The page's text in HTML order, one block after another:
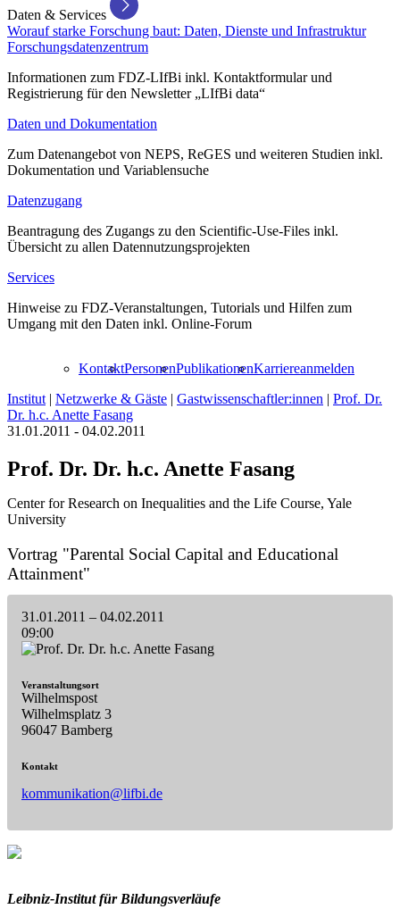
Daten & Services
Worauf starke Forschung baut: Daten, Dienste und Infrastruktur
Forschungsdatenzentrum
Informationen zum FDZ-LIfBi inkl. Kontaktformular und
Registrierung für den Newsletter „LIfBi data“
Daten und Dokumentation
Zum Datenangebot von NEPS, ReGES und weiteren Studien inkl.
Dokumentation und Variablensuche
Datenzugang
Beantragung des Zugangs zu den Scientific-Use-Files inkl.
Übersicht zu allen Datennutzungsprojekten
Services
Hinweise zu FDZ-Veranstaltungen, Tutorials und Hilfen zum
Umgang mit den Daten inkl. Online-Forum
KontaktPersonenPublikationenKarriereanmelden
Institut | Netzwerke & Gäste | Gastwissenschaftler:innen | Prof. Dr.
Dr. h.c. Anette Fasang
31.01.2011 - 04.02.2011
Prof. Dr. Dr. h.c. Anette Fasang
Center for Research on Inequalities and the Life Course, Yale
University
Vortrag "Parental Social Capital and Educational
Attainment"
31.01.2011 – 04.02.2011
09:00
Veranstaltungsort
Wilhelmspost
Wilhelmsplatz 3
96047 Bamberg
Kontakt
kommunikation@lifbi.de
Leibniz-Institut für Bildungsverläufe